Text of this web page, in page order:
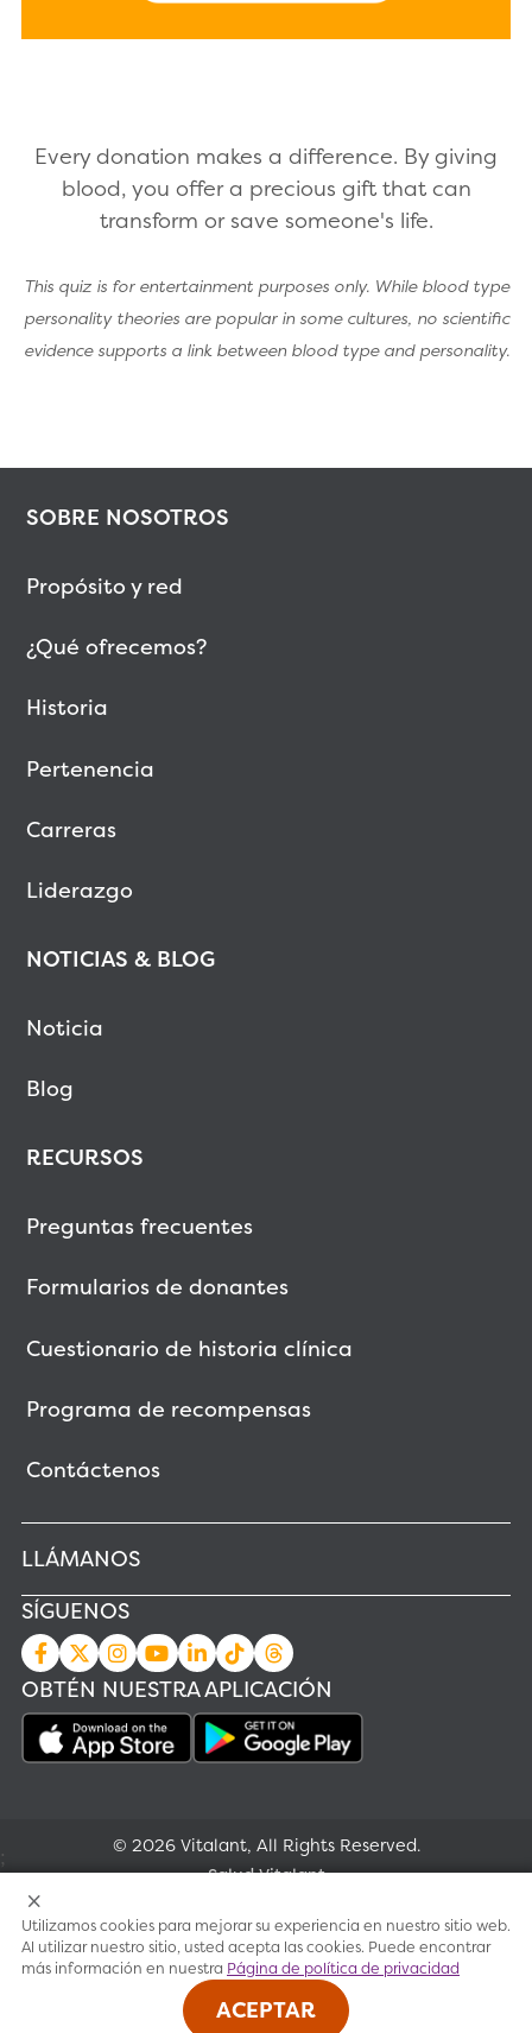
Every donation makes a difference. By giving
blood, you offer a precious gift that can
transform or save someone's life.
This quiz is for entertainment purposes only. While blood type
personality theories are popular in some cultures, no scientific
evidence supports a link between blood type and personality.
SOBRE NOSOTROS
Propósito y red
¿Qué ofrecemos?
Historia
Pertenencia
Carreras
Liderazgo
NOTICIAS & BLOG
Noticia
Blog
RECURSOS
Preguntas frecuentes
Formularios de donantes
Cuestionario de historia clínica
Programa de recompensas
Contáctenos
LLÁMANOS
SÍGUENOS
OBTÉN NUESTRA APLICACIÓN
© 2026 Vitalant, All Rights Reserved.
Salud Vitalant
Investigación
Condiciones de uso
;
Utilizamos cookies para mejorar su experiencia en nuestro sitio web.
Al utilizar nuestro sitio, usted acepta las cookies. Puede encontrar
más información en nuestra Página de política de privacidad
ACEPTAR